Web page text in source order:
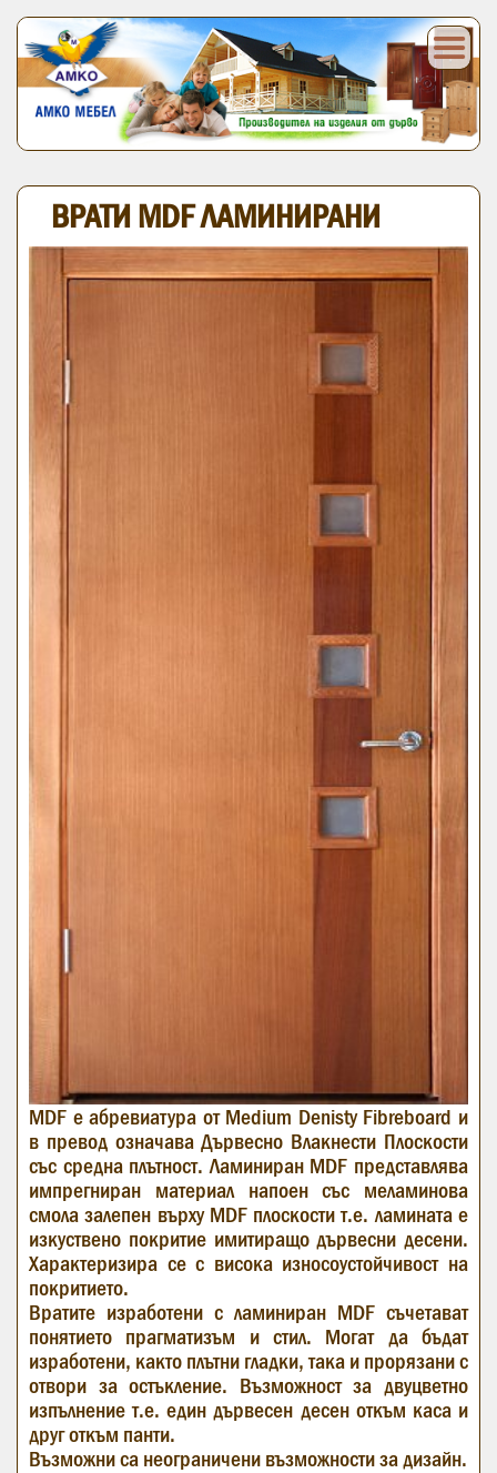
ВРАТИ MDF ЛАМИНИРАНИ
MDF е абревиатура от Medium Denisty Fibreboard и
в превод означава Дървесно Влакнести Плоскости
със средна плътност. Ламиниран MDF представлява
импрегниран материал напоен със меламинова
смола залепен върху MDF плоскости т.е. ламината е
изкуствено покритие имитиращо дървесни десени.
Характеризира се с висока износоустойчивост на
покритието.
Вратите изработени с ламиниран MDF съчетават
понятието прагматизъм и стил. Могат да бъдат
изработени, както плътни гладки, така и прорязани с
отвори за остъкление. Възможност за двуцветно
изпълнение т.е. един дървесен десен откъм каса и
друг откъм панти.
Възможни са неограничени възможности за дизайн.